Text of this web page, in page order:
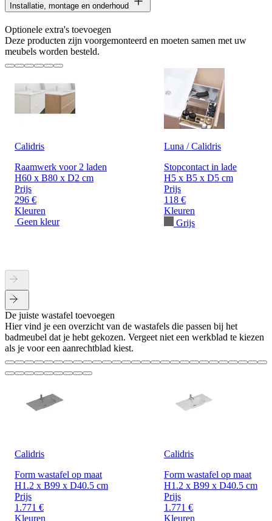
Installatie, montage en onderhoud
Optionele extra's toevoegen
Deze producten zijn voorgemonteerd en moeten samen met uw
meubels worden besteld.
Calidris
Raamwerk voor 2 laden
H60 x B80 x D2 cm
Prijs
296 €
Kleuren
Geen kleur
Luna / Calidris
Stopcontact in lade
H5 x B5 x D5 cm
Prijs
118 €
Kleuren
Grijs
De juiste wastafel toevoegen
Hier vind je een overzicht van de wastafels die passen bij het
badmeubel dat je hebt gekozen. Vergeet niet een werkblad te kiezen
als je voor een aanrechtblad kiest.
Calidris
Form wastafel op maat
H1.2 x B99 x D40.5 cm
Prijs
1.771 €
Kleuren
Calidris
Form wastafel op maat
H1.2 x B99 x D40.5 cm
Prijs
1.771 €
Kleuren